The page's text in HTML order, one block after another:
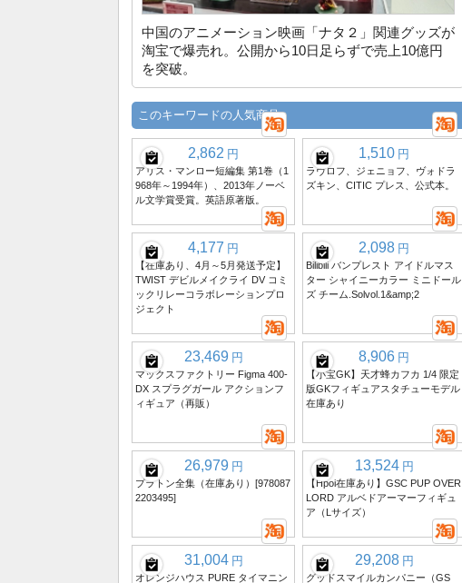
中国のアニメーション映画「ナタ２」関連グッズが
淘宝で爆売れ。公開から10日足らずで売上10億円
を突破。
このキーワードの人気商品
2,862 円
アリス・マンロー短編集 第1巻（1
968年～1994年）、2013年ノーベ
ル文学賞受賞。英語原著版。
1,510 円
ラヴロフ、ジェニョフ、ヴォドラ
ズキン、CITIC プレス、公式本。
4,177 円
【在庫あり、4月～5月発送予定】
TWIST デビルメイクライ DV コミ
ックリレーコラボレーションプロ
ジェクト
2,098 円
Bilibili バンプレスト アイドルマス
ター シャイニーカラー ミニドール
ズ チーム.Solvol.1&amp;2
23,469 円
マックスファクトリー Figma 400-
DX スプラグガール アクションフ
ィギュア（再販）
8,906 円
【小宝GK】天才蜂カフカ 1/4 限定
版GKフィギュアスタチューモデル
在庫あり
26,979 円
プラトン全集（在庫あり）[978087
2203495]
13,524 円
【Hpoi在庫あり】GSC PUP OVER
LORD アルベドアーマーフィギュ
ア（Lサイズ）
31,004 円
オレンジハウス PURE タイマニン
29,208 円
グッドスマイルカンパニー（GS